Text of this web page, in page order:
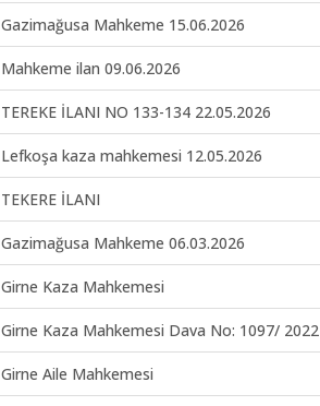
Gazimağusa Mahkeme 15.06.2026
Mahkeme ilan 09.06.2026
TEREKE İLANI NO 133-134 22.05.2026
Lefkoşa kaza mahkemesi 12.05.2026
TEKERE İLANI
Gazimağusa Mahkeme 06.03.2026
Girne Kaza Mahkemesi
Girne Kaza Mahkemesi Dava No: 1097/ 2022
Girne Aile Mahkemesi